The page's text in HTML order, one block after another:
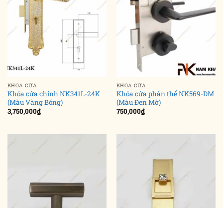
KHÓA CỬA
Khóa cửa chính NK341L-24K
(Màu Vàng Bóng)
3,750,000₫
KHÓA CỬA
Khóa cửa phân thể NK569-DM
(Màu Đen Mờ)
750,000₫